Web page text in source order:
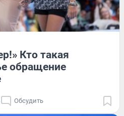
Кто такая
обращение
Обсудить